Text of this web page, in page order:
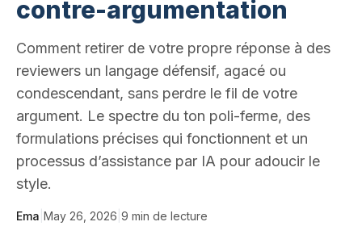
contre-argumentation
Comment retirer de votre propre réponse à des
reviewers un langage défensif, agacé ou
condescendant, sans perdre le fil de votre
argument. Le spectre du ton poli-ferme, des
formulations précises qui fonctionnent et un
processus d’assistance par IA pour adoucir le
style.
Ema May 26, 2026 9 min de lecture